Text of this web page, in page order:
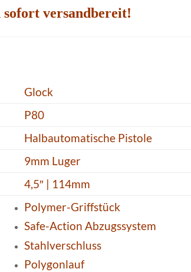
versandbereit!
Glock
P80
Halbautomatische Pistole
9mm Luger
4,5″ | 114mm
Polymer-Griffstück
Safe-Action Abzugssystem
Stahlverschluss
Polygonlauf